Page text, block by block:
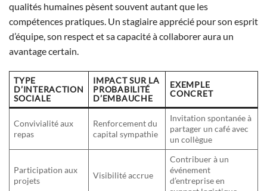
qualités humaines pèsent souvent autant que les
compétences pratiques. Un stagiaire apprécié pour son esprit
d’équipe, son respect et sa capacité à collaborer aura un
avantage certain.
TYPE
D’INTERACTION
SOCIALE
IMPACT SUR LA
PROBABILITÉ
D’EMBAUCHE
EXEMPLE
CONCRET
Convivialité aux
repas
Renforcement du
capital sympathie
Invitation spontanée à
partager un café avec
un collègue
Participation aux
projets
Visibilité accrue
Contribuer à un
événement
d’entreprise en